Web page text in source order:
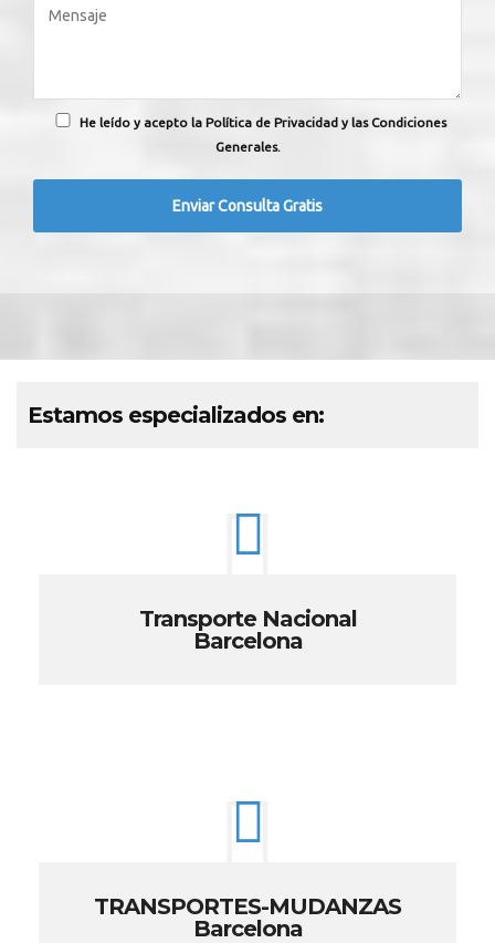
He leído y acepto la Política de Privacidad y las Condiciones
Generales.
Estamos especializados en:
Transporte Nacional
Barcelona
TRANSPORTES-MUDANZAS
Barcelona